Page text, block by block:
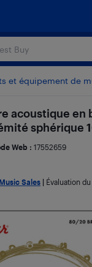
et équipement de
acoustique en
sphérique
Web : 17552659
Sales Évaluation